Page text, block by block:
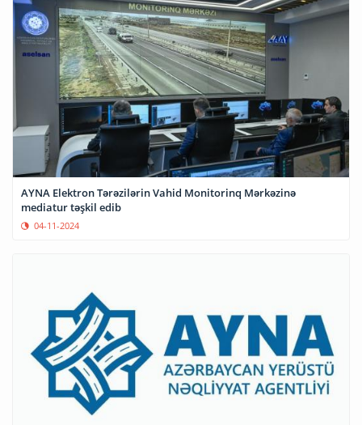
AYNA Elektron Tərəzilərin Vahid Monitorinq Mərkəzinə
mediatur təşkil edib
04-11-2024